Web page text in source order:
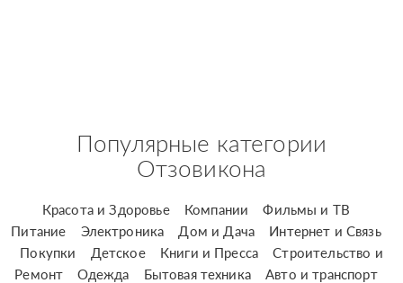
Популярные категории
Отзовикона
Красота и Здоровье Компании
Фильмы и ТВ
Питание
Электроника Дом и Дача
Интернет и Связь
Покупки
Детское Книги и Пресса
Строительство и
Ремонт
Одежда Бытовая техника
Авто и транспорт